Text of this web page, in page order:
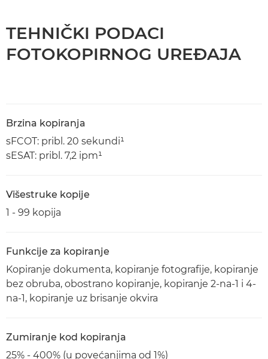
TEHNIČKI PODACI
FOTOKOPIRNOG UREĐAJA
Brzina kopiranja
sFCOT: pribl. 20 sekundi¹
sESAT: pribl. 7,2 ipm¹
Višestruke kopije
1 - 99 kopija
Funkcije za kopiranje
Kopiranje dokumenta, kopiranje fotografije, kopiranje
bez obruba, obostrano kopiranje, kopiranje 2-na-1 i 4-
na-1, kopiranje uz brisanje okvira
Zumiranje kod kopiranja
25% - 400% (u povećanjima od 1%)